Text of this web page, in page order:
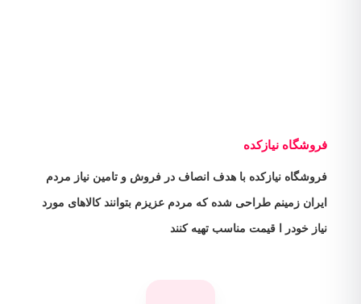
فروشگاه نیازکده
فروشگاه نیازکده با هدف انصاف در فروش و تامین نیاز مردم
ایران زمینم طراحی شده که مردم عزیزم بتوانند کالاهای مورد
نیاز خودر ا قیمت مناسب تهیه کنند